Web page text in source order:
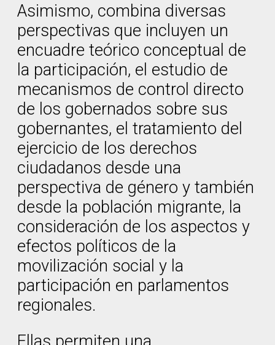
Asimismo, combina diversas
perspectivas que incluyen un
encuadre teórico conceptual de
la participación, el estudio de
mecanismos de control directo
de los gobernados sobre sus
gobernantes, el tratamiento del
ejercicio de los derechos
ciudadanos desde una
perspectiva de género y también
desde la población migrante, la
consideración de los aspectos y
efectos políticos de la
movilización social y la
participación en parlamentos
regionales.